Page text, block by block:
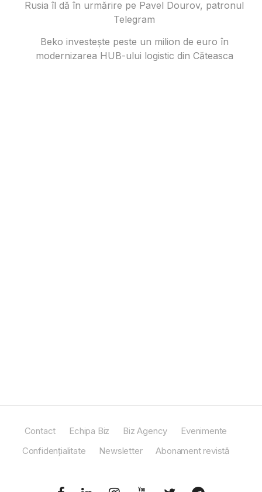
Rusia îl dă în urmărire pe Pavel Dourov, patronul
Telegram
Beko investește peste un milion de euro în
modernizarea HUB-ului logistic din Căteasca
Contact Echipa Biz Biz Agency
Evenimente
Confidențialitate
Newsletter Abonament revistă